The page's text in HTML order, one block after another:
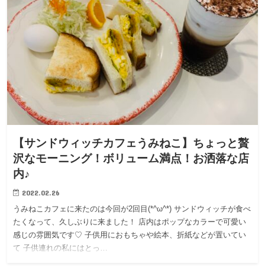
【サンドウィッチカフェうみねこ】ちょっと贅
沢なモーニング！ボリューム満点！お洒落な店
内♪
2022.02.26
うみねこカフェに来たのは今回が2回目(*^ω^*) サンドウィッチが食べ
たくなって、久しぶりに来ました！ 店内はポップなカラーで可愛い
感じの雰囲気です♡ 子供用におもちゃや絵本、折紙などが置いてい
て 子供連れの私にはとっ…